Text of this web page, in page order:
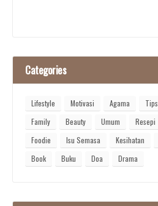
Categories
Lifestyle Motivasi Agama Tips
Family
Beauty Umum Resepi
Foodie
Isu Semasa Kesihatan
Book
Buku Doa Drama